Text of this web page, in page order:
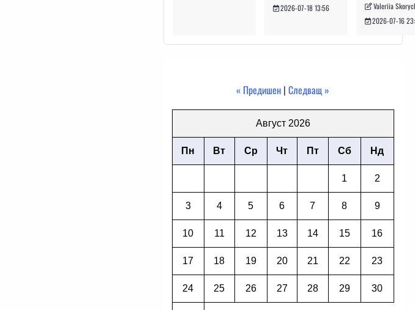
2026-07-18 13:56
Valeriia
2026-07-16
« Предишен |Следващ »
Август 2026
Пн Вт Ср Чт Пт Сб Нд
1 2
3 4 5 6 7 8 9
10 11 12 13 14 15 16
17 18 19 20 21 22 23
24 25 26 27 28 29 30